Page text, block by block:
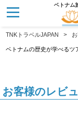
ベトナム
TNKトラベルJAPAN
ベトナムの歴史が学べるツ
お客様のレビ